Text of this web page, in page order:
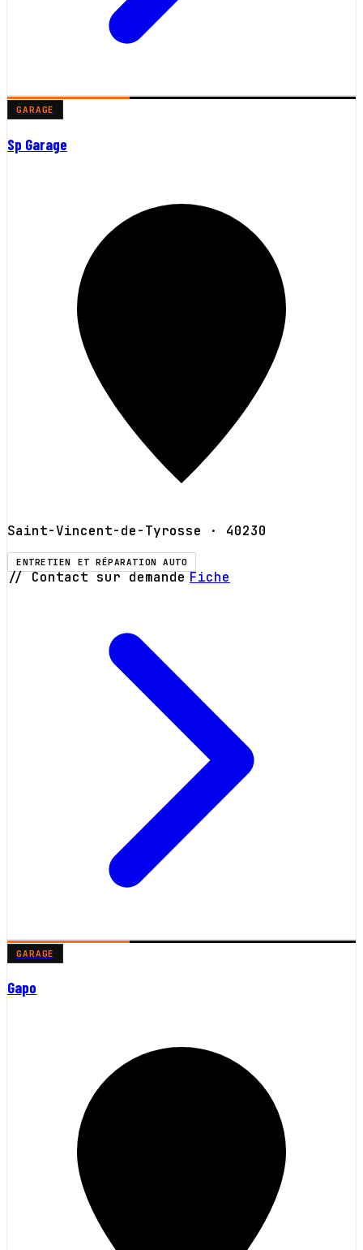
GARAGE
Sp Garage
Saint-Vincent-de-Tyrosse · 40230
ENTRETIEN ET RÉPARATION AUTO
// Contact sur demande Fiche
GARAGE
Gapo